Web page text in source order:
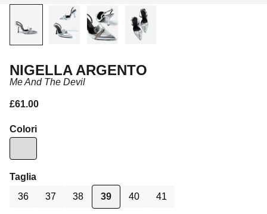
NIGELLA ARGENTO
Me And The Devil
Sale price
£61.00
Colori
Taglia
36
37 38 39 40 41